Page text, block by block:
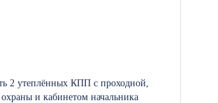
2 утеплённых КПП с проходной,
и кабинетом начальника